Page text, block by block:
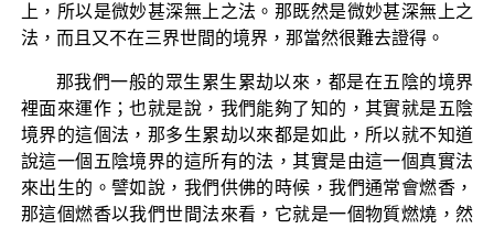
上，所以是微妙甚深無上之法。那既然是微妙甚深無上之
法，而且又不在三界世間的境界，那當然很難去證得。
那我們一般的眾生累生累劫以來，都是在五陰的境界
裡面來運作；也就是說，我們能夠了知的，其實就是五陰
境界的這個法，那多生累劫以來都是如此，所以就不知道
說這一個五陰境界的這所有的法，其實是由這一個真實法
來出生的。譬如說，我們供佛的時候，我們通常會燃香，
那這個燃香以我們世間法來看，它就是一個物質燃燒，然